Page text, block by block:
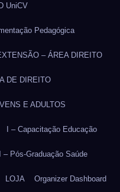
UniCV
Pedagógica
– ÁREA DIREITO
DE DIREITO
E ADULTOS
I – Capacitação Educação
I – Pós-Graduação Saúde
LOJA Organizer Dashboard